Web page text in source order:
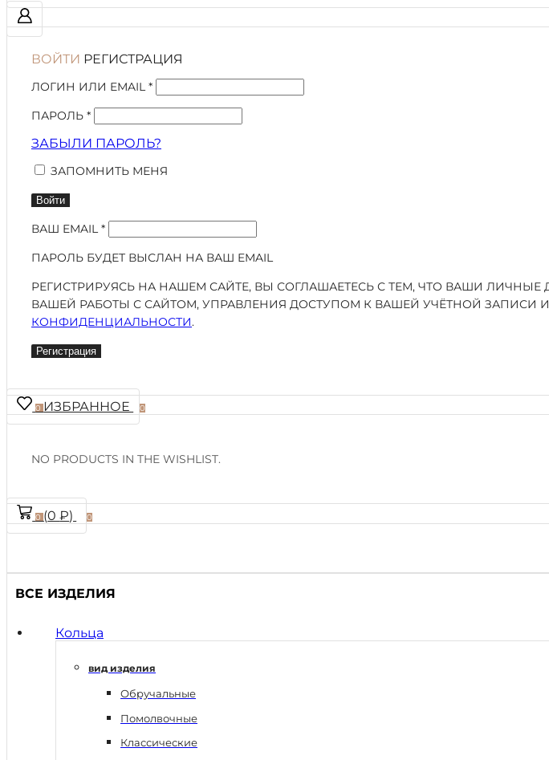
ВОЙТИ РЕГИСТРАЦИЯ
ЛОГИН ИЛИ EMAIL*
ПАРОЛЬ *
ЗАБЫЛИ ПАРОЛЬ?
ЗАПОМНИТЬ МЕНЯ
Войти
ВАШ EMAIL*
ПАРОЛЬ БУДЕТ ВЫСЛАН НА ВАШ EMAIL
РЕГИСТРИРУЯСЬ НА НАШЕМ САЙТЕ, ВЫ СОГЛАШАЕТЕСЬ С ТЕМ, ЧТО ВАШИ
ВАШЕЙ РАБОТЫ С САЙТОМ, УПРАВЛЕНИЯ ДОСТУПОМ К ВАШЕЙ УЧЁТНОЙ ЗАПИСИ
КОНФИДЕНЦИАЛЬНОСТИ.
Регистрация
0 ИЗБРАННОЕ 0
NO PRODUCTS IN THE WISHLIST.
0 (0₽) 0
ВСЕ ИЗДЕЛИЯ
Кольца
вид изделия
Обручальные
Помолвочные
Классические